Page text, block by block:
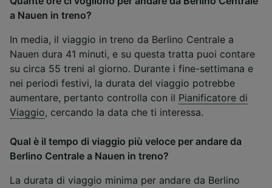
a Nauen in treno?
In media, il viaggio in treno da Berlino Centrale a
Nauen dura 41 minuti, e su questa tratta puoi contare
su circa 55 treni al giorno. Durante i fine-settimana e
nei periodi festivi, la durata del viaggio potrebbe
aumentare, pertanto controlla con il Pianificatore di
Viaggio, cercando la data che ti interessa.
Qual è il tempo di viaggio più veloce per andare da
Berlino Centrale a Nauen in treno?
La durata di viaggio minima per andare da Berlino